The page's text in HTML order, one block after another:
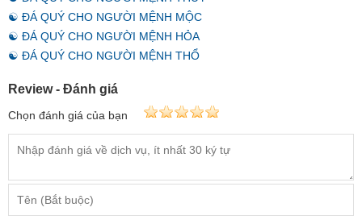
☯ ĐÁ QUÝ CHO NGƯỜI MỆNH MỘC
☯ ĐÁ QUÝ CHO NGƯỜI MỆNH HỎA
☯ ĐÁ QUÝ CHO NGƯỜI MỆNH THỔ
Review - Đánh giá
Chọn đánh giá của bạn